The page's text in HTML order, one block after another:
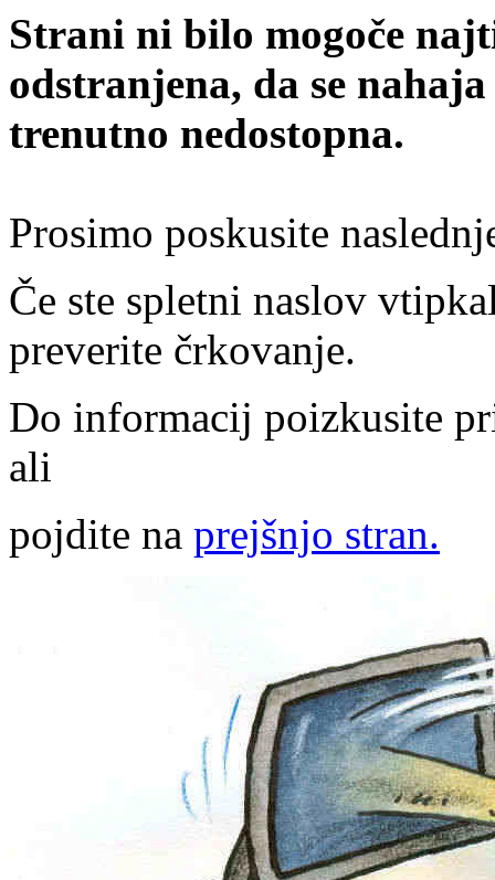
Strani ni bilo mogoče
odstranjena, da se
trenutno nedostopna.
Prosimo poskusite
Če ste spletni naslov
preverite črkovanje.
Do informacij poizkusite
ali
pojdite na prejšnjo stran.